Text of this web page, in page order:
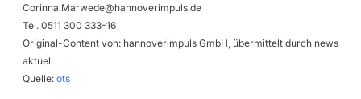
Corinna.Marwede@hannoverimpuls.de
Tel. 0511 300 333-16
Original-Content von: hannoverimpuls GmbH, übermittelt durch news
aktuell
Quelle: ots